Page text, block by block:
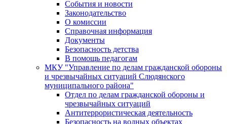
События и новости
Законодательство
О комиссии
Справочная информация
Документы
Безопасность детства
В помощь педагогам
МКУ "Управление по делам гражданской обороны
и чрезвычайных ситуаций Слюдянского
муниципального района"
Отдел по делам гражданской обороны и
чрезвычайных ситуаций
Антитеррористическая деятельность
Безопасность на водных объектах